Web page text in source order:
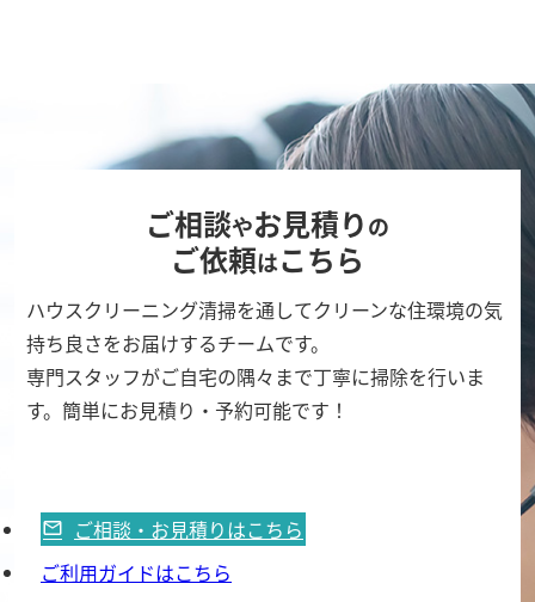
ご相談やお見積りの
ご依頼はこちら
ハウスクリーニング清掃を通してクリーンな住環境の気
持ち良さをお届けするチームです。
専門スタッフがご自宅の隅々まで丁寧に掃除を行いま
す。簡単にお見積り・予約可能です！
ご相談・お見積りはこちら
ご利用ガイドはこちら